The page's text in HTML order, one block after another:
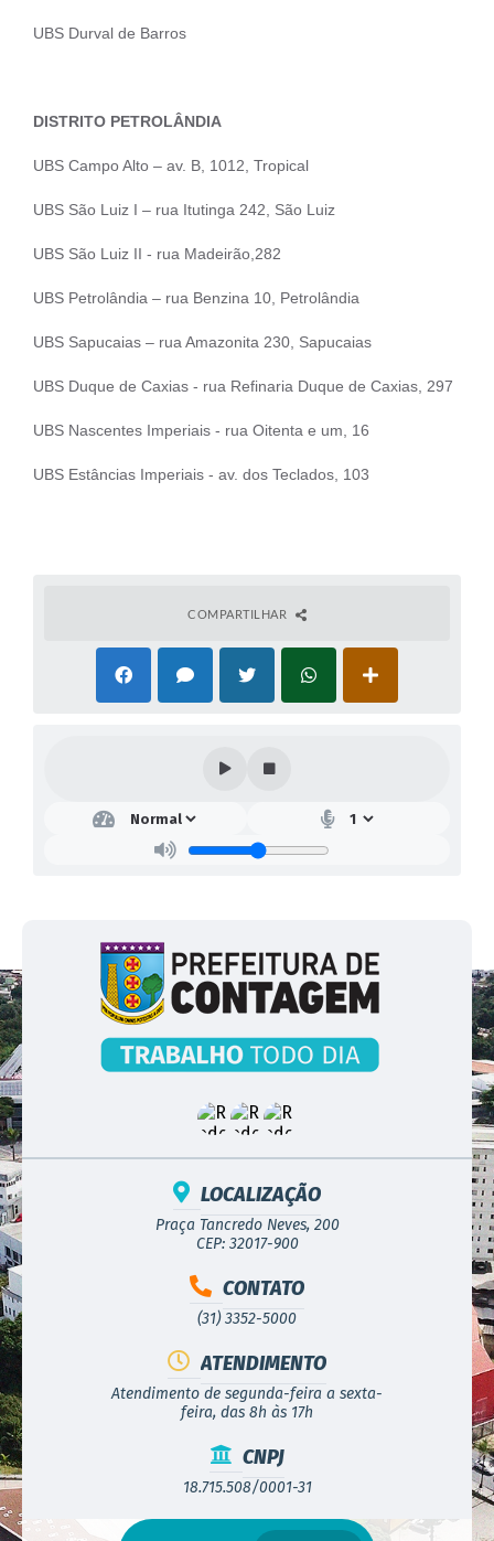
UBS Durval de Barros
DISTRITO PETROLÂNDIA
UBS Campo Alto – av. B, 1012, Tropical
UBS São Luiz I – rua Itutinga 242, São Luiz
UBS São Luiz II - rua Madeirão,282
UBS Petrolândia – rua Benzina 10, Petrolândia
UBS Sapucaias – rua Amazonita 230, Sapucaias
UBS Duque de Caxias - rua Refinaria Duque de Caxias, 297
UBS Nascentes Imperiais - rua Oitenta e um, 16
UBS Estâncias Imperiais - av. dos Teclados, 103
COMPARTILHAR
LOCALIZAÇÃO
Praça Tancredo Neves, 200
CEP: 32017-900
CONTATO
(31) 3352-5000
ATENDIMENTO
Atendimento de segunda-feira a sexta-
feira, das 8h às 17h
CNPJ
18.715.508/0001-31